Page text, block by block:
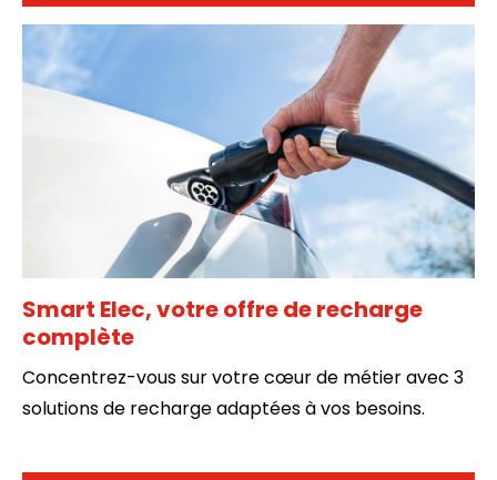
Smart Elec, votre offre de recharge
complète
Concentrez-vous sur votre cœur de métier avec 3
solutions de recharge adaptées à vos besoins.